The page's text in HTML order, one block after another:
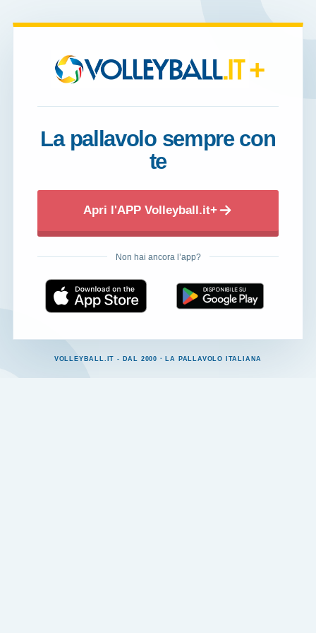
+
La pallavolo sempre con
te
Apri l'APP Volleyball.it+
Non hai ancora l’app?
VOLLEYBALL.IT - DAL 2000 · LA PALLAVOLO ITALIANA